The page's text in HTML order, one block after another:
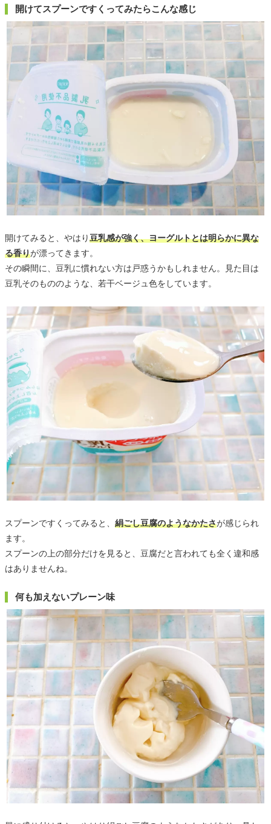
開けてスプーンですくってみたらこんな感じ
開けてみると、やはり豆乳感が強く、ヨーグルトとは明らかに異な
る香りが漂ってきます。
その瞬間に、豆乳に慣れない方は戸惑うかもしれません。見た目は
豆乳そのもののような、若干ベージュ色をしています。
スプーンですくってみると、 絹ごし豆腐のようなかたさが感じられ
ます。
スプーンの上の部分だけを見ると、豆腐だと言われても全く違和感
はありませんね。
何も加えないプレーン味